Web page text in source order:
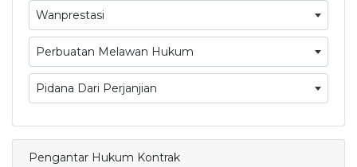
Wanprestasi
Perbuatan Melawan Hukum
Pidana Dari Perjanjian
Pengantar Hukum Kontrak